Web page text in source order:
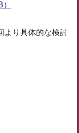
より具体的な検討